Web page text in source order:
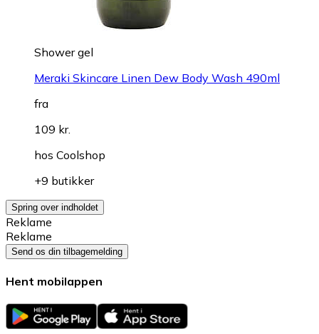
Shower gel
Meraki Skincare Linen Dew Body Wash 490ml
fra
109 kr.
hos Coolshop
+9 butikker
Spring over indholdet
Reklame
Reklame
Send os din tilbagemelding
Hent mobilappen